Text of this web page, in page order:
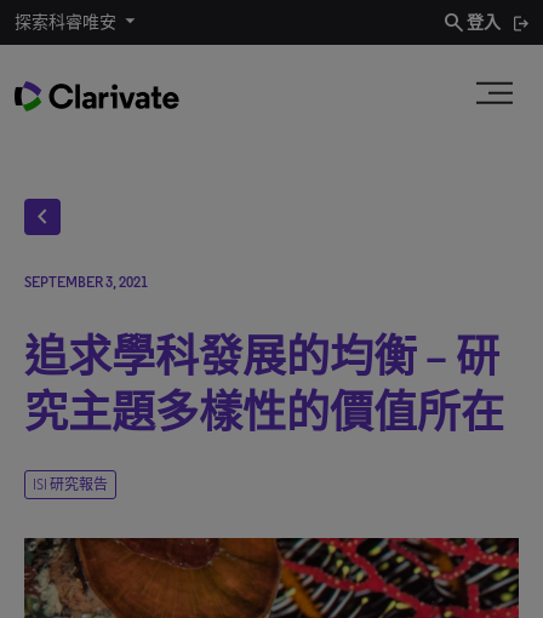
探索科睿唯安 search登入
chevron_left
SEPTEMBER 3, 2021
追求學科發展的均衡 – 研
究主題多樣性的價值所在
ISI 研究報告